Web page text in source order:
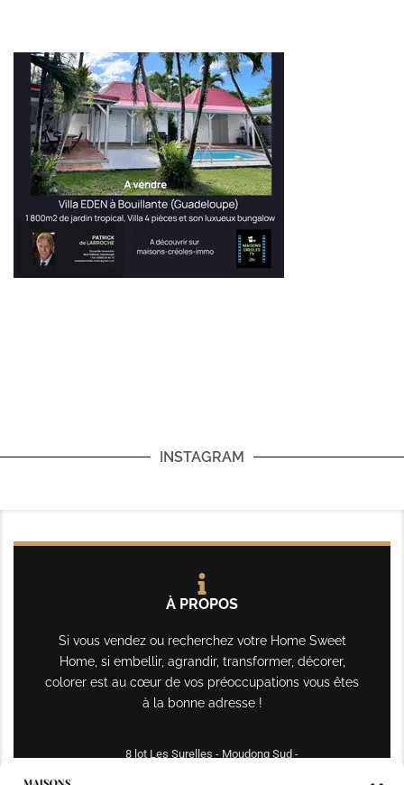
INSTAGRAM
À PROPOS
Si vous vendez ou recherchez votre Home Sweet
Home, si embellir, agrandir, transformer, décorer,
colorer est au cœur de vos préoccupations vous êtes
à la bonne adresse !
8 lot Les Surelles - Moudong Sud -